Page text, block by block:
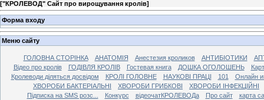
["КРОЛЕВОД" Сайт про вирощування кролів]
Форма входу
Меню сайту
ГОЛОВНА СТОРІНКА АНАТОМІЯ Анестезия кроликов АНТИБІОТИКИ
Відео про кролів
ГОДІВЛЯ КРОЛІВ Гостевая книга ДОШКА ОГОЛОШЕНЬ
Кролеводи діляться досвідом
КРОЛІ ГОЛОВНЕ НАУКОВІ ПРАЦІ 101
Онлайн
ХВОРОБИ БАКТЕРІАЛЬНІ
ХВОРОБИ ГРИБКОВІ
ХВОРОБИ ІНФЕКЦІЙНІ
Підписка на SMS розс...
Конкурс відеочатКРОЛЕВОДа Про сайт карта